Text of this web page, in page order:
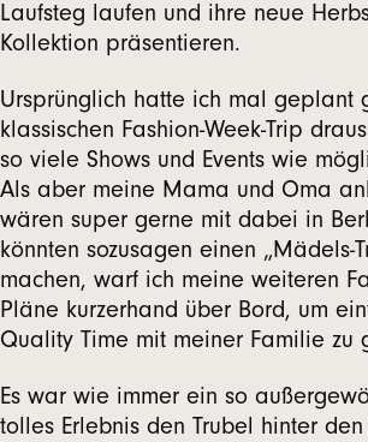
Laufsteg laufen und ihre neue
Kollektion präsentieren.
Ursprünglich hatte ich mal geplant
klassischen Fashion-Week-Trip
so viele Shows und Events wie
Als aber meine Mama und Oma
wären super gerne mit dabei in
könnten sozusagen einen „Mädels-
machen, warf ich meine weiteren
Pläne kurzerhand über Bord, um
Quality Time mit meiner Familie zu
Es war wie immer ein so
tolles Erlebnis den Trubel hinter den